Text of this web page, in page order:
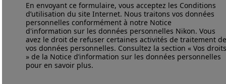
En envoyant ce formulaire, vous acceptez les Conditions
d’utilisation du site Internet. Nous traitons vos données
personnelles conformément à notre Notice
d'information sur les données personnelles Nikon. Vous
avez le droit de refuser certaines activités de traitement
vos données personnelles. Consultez la section « Vos
» de la Notice d’information sur les données personnelles
pour en savoir plus.